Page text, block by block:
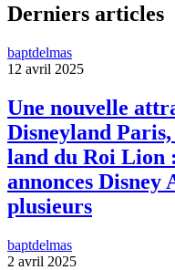
Derniers articles
baptdelmas
12 avril 2025
Une nouvelle
Disneyland
land du Roi Lion
annonces
plusieurs
baptdelmas
2 avril 2025